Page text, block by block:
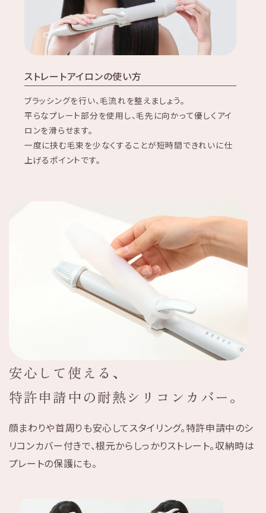
ストレートアイロンの使い方
ブラッシングを行い、毛流れを整えましょう。
平らなプレート部分を使用し、毛先に向かって優しくアイ
ロンを滑らせます。
一度に挟む毛束を少なくすることが短時間できれいに仕
上げるポイントです。
安心して使える、
特許申請中の耐熱シリコンカバー。
顔まわりや首周りも安心してスタイリング。特許申請中のシ
リコンカバー付きで、根元からしっかりストレート。収納時は
プレートの保護にも。